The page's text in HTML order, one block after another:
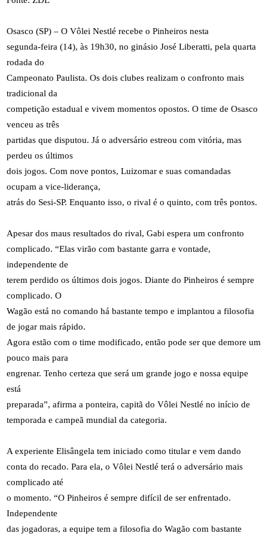
Osasco (SP) – O Vôlei Nestlé recebe o Pinheiros nesta
segunda-feira (14), às 19h30, no ginásio José Liberatti, pela quarta
rodada do
Campeonato Paulista. Os dois clubes realizam o confronto mais
tradicional da
competição estadual e vivem momentos opostos. O time de Osasco
venceu as três
partidas que disputou. Já o adversário estreou com vitória, mas
perdeu os últimos
dois jogos. Com nove pontos, Luizomar e suas comandadas
ocupam a vice-liderança,
atrás do Sesi-SP. Enquanto isso, o rival é o quinto, com três pontos.
Apesar dos maus resultados do rival, Gabi espera um confronto
complicado. “Elas virão com bastante garra e vontade,
independente de
terem perdido os últimos dois jogos. Diante do Pinheiros é sempre
complicado. O
Wagão está no comando há bastante tempo e implantou a filosofia
de jogar mais rápido.
Agora estão com o time modificado, então pode ser que demore um
pouco mais para
engrenar. Tenho certeza que será um grande jogo e nossa equipe
está
preparada”, afirma a ponteira, capitã do Vôlei Nestlé no início de
temporada e campeã mundial da categoria.
A experiente Elisângela tem iniciado como titular e vem dando
conta do recado. Para ela, o Vôlei Nestlé terá o adversário mais
complicado até
o momento. “O Pinheiros é sempre difícil de ser enfrentado.
Independente
das jogadoras, a equipe tem a filosofia do Wagão com bastante